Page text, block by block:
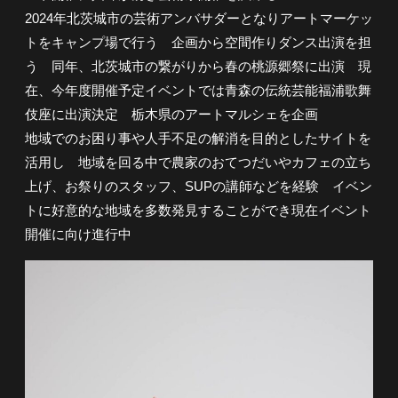
2024年北茨城市の芸術アンバサダーとなりアートマーケッ
トをキャンプ場で行う 企画から空間作りダンス出演を担
う 同年、北茨城市の繋がりから春の桃源郷祭に出演 現
在、今年度開催予定イベントでは青森の伝統芸能福浦歌舞
伎座に出演決定 栃木県のアートマルシェを企画
地域でのお困り事や人手不足の解消を目的としたサイトを
活用し 地域を回る中で農家のおてつだいやカフェの立ち
上げ、お祭りのスタッフ、SUPの講師などを経験 イベン
トに好意的な地域を多数発見することができ現在イベント
開催に向け進行中